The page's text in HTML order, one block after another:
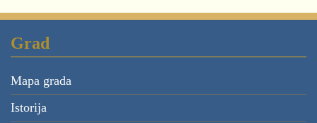
Grad
Mapa grada
Istorija